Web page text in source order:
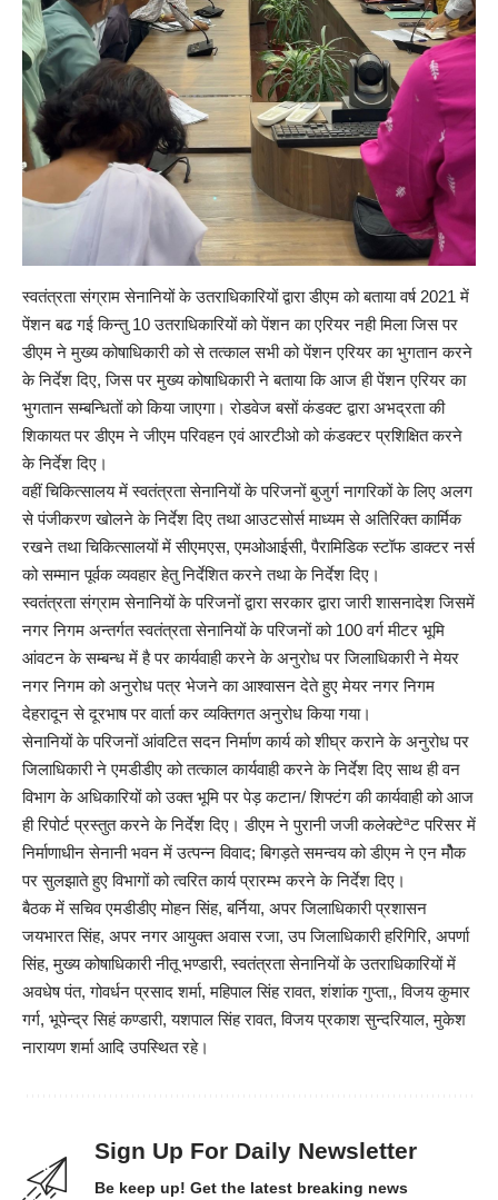
स्वतंत्रता संग्राम सेनानियों के उतराधिकारियों द्वारा डीएम को बताया वर्ष 2021 में
पेंशन बढ गई किन्तु 10 उतराधिकारियों को पेंशन का एरियर नही मिला जिस पर
डीएम ने मुख्य कोषाधिकारी को से तत्काल सभी को पेंशन एरियर का भुगतान करने
के निर्देश दिए, जिस पर मुख्य कोषाधिकारी ने बताया कि आज ही पेंशन एरियर का
भुगतान सम्बन्धितों को किया जाएगा। रोडवेज बसों कंडक्ट द्वारा अभद्रता की
शिकायत पर डीएम ने जीएम परिवहन एवं आरटीओ को कंडक्टर प्रशिक्षित करने
के निर्देश दिए।
वहीं चिकित्सालय में स्वतंत्रता सेनानियों के परिजनों बुजुर्ग नागरिकों के लिए अलग
से पंजीकरण खोलने के निर्देश दिए तथा आउटसोर्स माध्यम से अतिरिक्त कार्मिक
रखने तथा चिकित्सालयों में सीएमएस, एमओआईसी, पैरामिडिक स्टॉफ डाक्टर नर्स
को सम्मान पूर्वक व्यवहार हेतु निर्देशित करने तथा के निर्देश दिए।
स्वतंत्रता संग्राम सेनानियों के परिजनों द्वारा सरकार द्वारा जारी शासनादेश जिसमें
नगर निगम अन्तर्गत स्वतंत्रता सेनानियों के परिजनों को 100 वर्ग मीटर भूमि
आंवटन के सम्बन्ध में है पर कार्यवाही करने के अनुरोध पर जिलाधिकारी ने मेयर
नगर निगम को अनुरोध पत्र भेजने का आश्वासन देते हुए मेयर नगर निगम
देहरादून से दूरभाष पर वार्ता कर व्यक्तिगत अनुरोध किया गया।
सेनानियों के परिजनों आंवटित सदन निर्माण कार्य को शीघ्र कराने के अनुरोध पर
जिलाधिकारी ने एमडीडीए को तत्काल कार्यवाही करने के निर्देश दिए साथ ही वन
विभाग के अधिकारियों को उक्त भूमि पर पेड़ कटान/ शिफ्टंग की कार्यवाही को आज
ही रिपोर्ट प्रस्तुत करने के निर्देश दिए। डीएम ने पुरानी जजी कलेक्टेªट परिसर में
निर्माणाधीन सेनानी भवन में उत्पन्न विवाद; बिगड़ते समन्वय को डीएम ने एन मौेक
पर सुलझाते हुए विभागों को त्वरित कार्य प्रारम्भ करने के निर्देश दिए।
बैठक में सचिव एमडीडीए मोहन सिंह, बर्निया, अपर जिलाधिकारी प्रशासन
जयभारत सिंह, अपर नगर आयुक्त अवास रजा, उप जिलाधिकारी हरिगिरि, अपर्णा
सिंह, मुख्य कोषाधिकारी नीतू भण्डारी, स्वतंत्रता सेनानियों के उतराधिकारियों में
अवधेष पंत, गोवर्धन प्रसाद शर्मा, महिपाल सिंह रावत, शंशांक गुप्ता,, विजय कुमार
गर्ग, भूपेन्द्र सिहं कण्डारी, यशपाल सिंह रावत, विजय प्रकाश सुन्दरियाल, मुकेश
नारायण शर्मा आदि उपस्थित रहे।
Sign Up For Daily Newsletter
Be keep up! Get the latest breaking news